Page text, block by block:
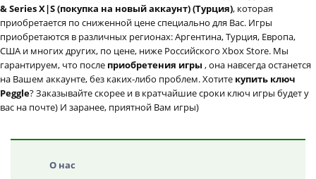
& Series X|S (покупка на новый аккаунт) (Турция), которая
приобретается по сниженной цене специально для Вас. Игры
приобретаются в различных регионах: Аргентина, Турция, Европа,
США и многих других, по цене, ниже Российского Xbox Store. Мы
гарантируем, что после приобретения игры , она навсегда останется
на Вашем аккаунте, без каких-либо проблем. Хотите купить ключ
Peggle? Заказывайте скорее и в кратчайшие сроки ключ игры будет у
вас на почте) И заранее, приятной Вам игры)
О нас